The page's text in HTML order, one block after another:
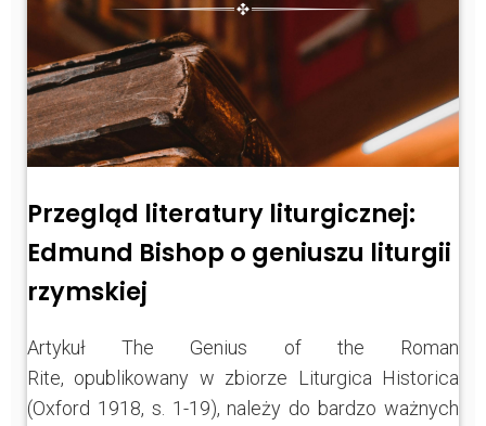
Przegląd literatury liturgicznej:
Edmund Bishop o geniuszu liturgii
rzymskiej
Artykuł The Genius of the Roman
Rite, opublikowany w zbiorze Liturgica Historica
(Oxford 1918, s. 1-19), należy do bardzo ważnych